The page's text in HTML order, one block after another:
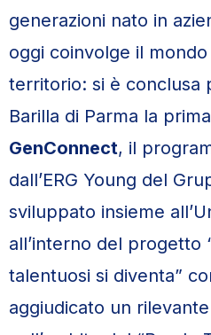
generazioni nato in
oggi coinvolge il
territorio: si è conclusa
Barilla di Parma la
GenConnect, il
dall’ERG Young del
sviluppato insieme
all’interno del progetto
talentuosi si diventa”
aggiudicato un